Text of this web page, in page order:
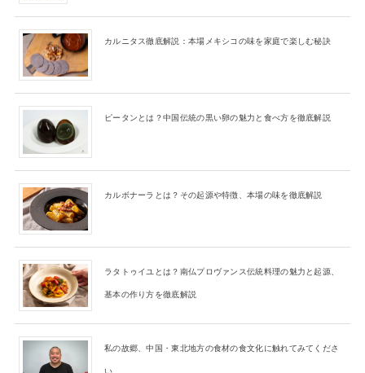
カルニタス徹底解説：本場メキシコの味を家庭で楽しむ秘訣
ピータンとは？中国伝統の黒い卵の魅力と食べ方を徹底解説
カルボナーラとは？その起源や特徴、本場の味を徹底解説
ラタトゥイユとは？南仏プロヴァンス伝統料理の魅力と起源、
基本の作り方を徹底解説
私の故郷、中国・東北地方の食材の食文化に触れてみてくださ